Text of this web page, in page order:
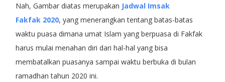
Nah, Gambar diatas merupakan Jadwal Imsak
Fakfak 2020, yang menerangkan tentang batas-batas
waktu puasa dimana umat Islam yang berpuasa di Fakfak
harus mulai menahan diri dari hal-hal yang bisa
membatalkan puasanya sampai waktu berbuka di bulan
ramadhan tahun 2020 ini.